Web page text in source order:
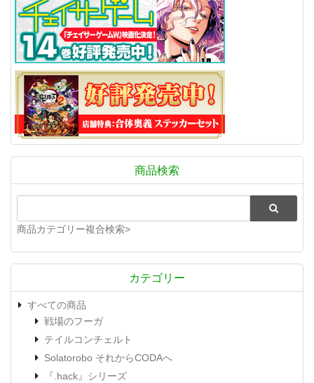
商品検索
商品カテゴリー複合検索>
カテゴリー
すべての商品
戦場のフーガ
テイルコンチェルト
Solatorobo それからCODAへ
『.hack』シリーズ